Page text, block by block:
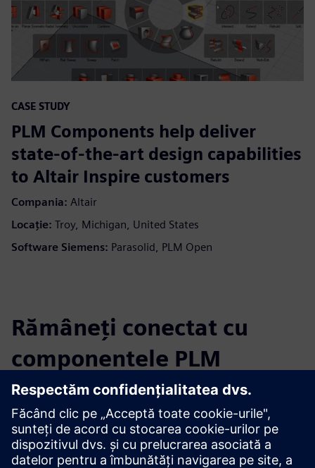
CASE STUDY
PLM Components help deliver
state-of-the-art design capabilities
to Altair Inspire customers
Compania: Altair
Locaţie: Troy, Michigan, United States
Software Siemens: Parasolid, PLM Open
Rămâneți conectat cu
componentele PLM
Citiți blogul